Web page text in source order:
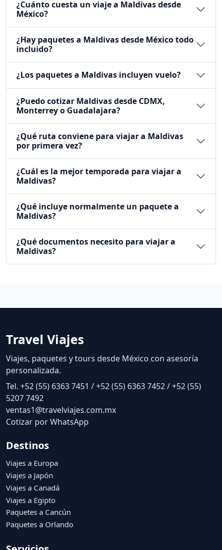
Polinesia Francesa
Tahití
Preguntas frecuentes
¿Cuánto cuesta un viaje a Maldivas desde
México?
¿Hay paquetes a Maldivas desde México todo
incluido?
¿Los paquetes a Maldivas incluyen vuelo?
¿Puedo cotizar Maldivas desde CDMX,
Monterrey o Guadalajara?
¿Qué ruta conviene para viajar a Maldivas
por primera vez?
¿Cuál es la mejor temporada para viajar a
Maldivas?
¿Qué documentos necesito para viajar a
Maldivas?
personalizada.
Tel. +52 (55) 6363 7451 / +52 (55) 6363 7452 / +52 (55)
5207 7492
ventas1@travelviajes.com.mx
Cotizar por WhatsApp